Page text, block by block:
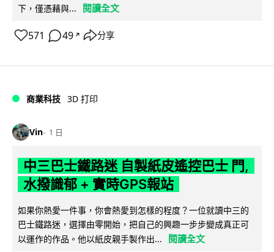
下，僅憑藉與...
閱讀全文
571 49 ↗ 分享
商業科技 3D 打印
Vin 1 日
中三巴士鐵路迷 自製紙皮遙控巴士 門,
水撥識郁 + 實時GPS報站
如果你熱愛一件事，你會熱愛到怎樣的程度？一位就讀中三的
巴士鐵路迷，選擇由零開始，把自己的興趣一步步變成真正可
以運作的作品。他以紙皮親手製作出...
閱讀全文